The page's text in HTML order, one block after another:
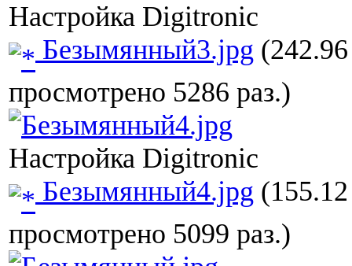
Настройка Digitronic
Безымянный3.jpg
просмотрено 5286 раз.)
Настройка Digitronic
Безымянный4.jpg
просмотрено 5099 раз.)